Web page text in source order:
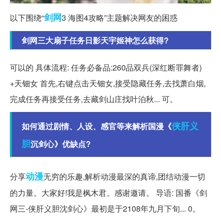
以下围绕“剑网3 海图4攻略”主题解决网友的困惑
剑网三大扇子任务日影天宇姬神怎么获得?
可以的 具体流程: 任务必备品:260品双兵(深红断罪舞者)
+天钿女 首先,右键点击天钿女,接受隐藏任务,去找萧白烟,
完成任务再接受任务,去藏剑山庄找叶泊秋... 可。
如何通过剧情、人设、感官等来解析国漫《侠肝义
胆沉剑心》优缺点?
分享动漫无穷的乐趣,解析动漫最深的真谛,团结动漫一切
的力量。大家好!我是枫木君。感谢邀请。 导语: 国番《剑
网三-侠肝义胆沈剑心》最初是于2108年九月下旬... 0。